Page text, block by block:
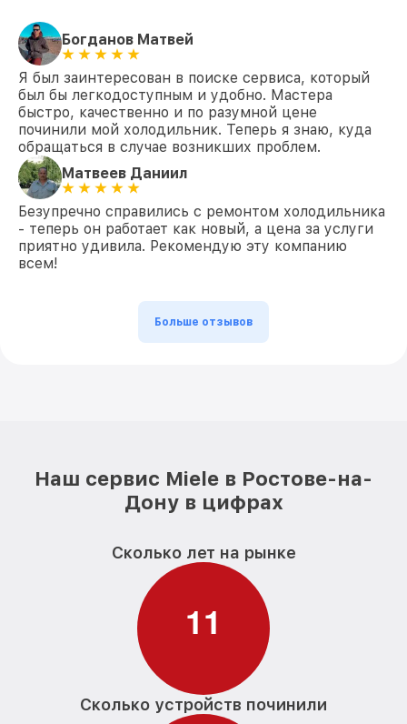
Богданов Матвей
Я был заинтересован в поиске сервиса, который
был бы легкодоступным и удобно. Мастера
быстро, качественно и по разумной цене
починили мой холодильник. Теперь я знаю, куда
обращаться в случае возникших проблем.
Матвеев Даниил
Безупречно справились с ремонтом холодильника
- теперь он работает как новый, а цена за услуги
приятно удивила. Рекомендую эту компанию
всем!
Больше отзывов
Наш сервис Miele в Ростове-на-
Дону в цифрах
Сколько лет на рынке
11
Сколько устройств починили